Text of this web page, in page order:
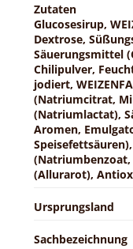
Zutaten
Glucosesirup,
Dextrose,
Säuerungsmittel
Chilipulver,
jodiert,
(Natriumcitrat,
(Natriumlactat),
Aromen,
(Allurarot),
Ursprungsland
Sachbezeichnung